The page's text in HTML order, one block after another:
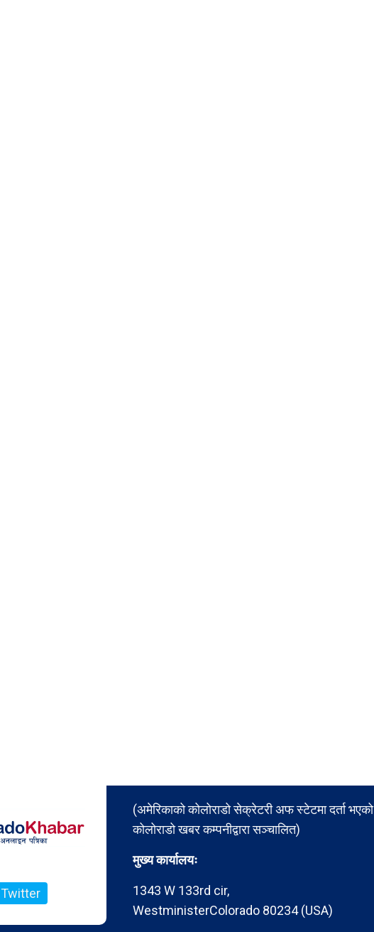
Twitter
(अमेरिकाको कोलोराडो सेक्रेटरी अफ स्टेटमा दर्ता भएको
कोलोराडो खबर कम्पनीद्वारा सञ्चालित)
मुख्य कार्यालयः
1343 W 133rd cir,
WestministerColorado 80234 (USA)